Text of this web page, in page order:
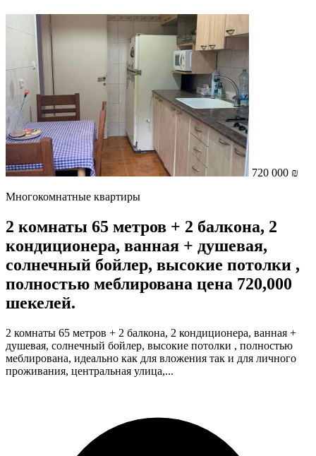
720 000 ₪
Многокомнатные квартиры
2 комнаты 65 метров + 2 балкона, 2
кондиционера, ванная + душевая,
солнечный бойлер, высокие потолки ,
полностью меблирована цена 720,000
шекелей.
2 комнаты 65 метров + 2 балкона, 2 кондиционера, ванная +
душевая, солнечный бойлер, высокие потолки , полностью
меблирована, идеально как для вложения так и для личного
проживания, центральная улица,...